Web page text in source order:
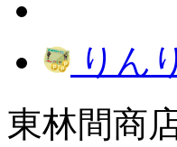
りん
東林間商